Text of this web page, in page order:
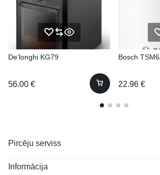
De’longhi KG79
56.00 €
Bosch
22.96 €
Pircēju serviss
Informācija